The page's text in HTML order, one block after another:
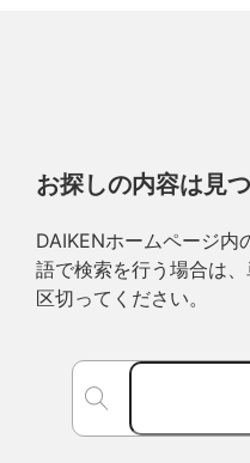
お探しの内容は見
DAIKENホームページ内
語で検索を行う場合は
区切ってください。